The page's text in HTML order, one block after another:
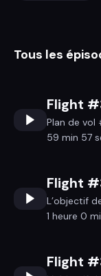
Tous les
Flight
Plan de vol
59 min 57
Flight
L’objectif
1 heure 0
Flight